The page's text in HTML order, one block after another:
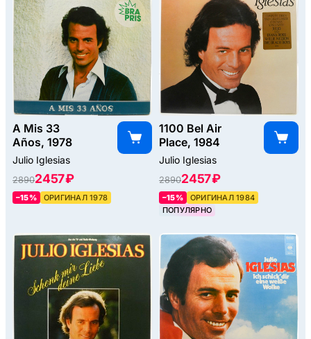
A Mis 33
Años, 1978
Julio Iglesias
28902457 ₽
–15% ОРИГИНАЛ 1978
1100 Bel Air
Place, 1984
Julio Iglesias
28902457 ₽
–15%
ОРИГИНАЛ 1984
ПОПУЛЯРНО